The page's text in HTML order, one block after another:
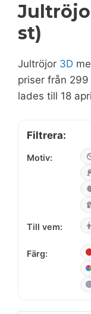
st)
Jultröjor 3D
priser från 299
lades till 18
Filtrera:
Motiv:
Till vem:
Färg: